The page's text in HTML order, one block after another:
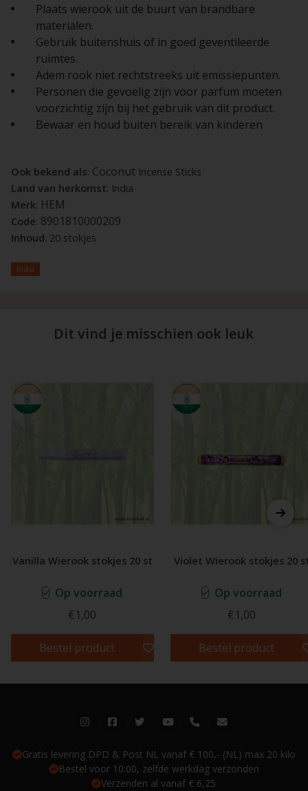
Plaats wierook uit de buurt van brandbare
materialen.
Gebruik buitenshuis of in goed geventileerde
ruimtes.
Adem rook niet rechtstreeks uit emissiepunten.
Personen die gevoelig zijn voor parfum moeten
voorzichtig zijn bij het gebruik van dit product.
Bewaar en houd buiten bereik van kinderen
Ook bekend als: Coconut Incense Sticks
Land van herkomst: India
Merk: HEM
Code: 8901810000209
Inhoud: 20 stokjes
India
Dit vind je misschien ook leuk
Vanilla Wierook stokjes 20 st
Op voorraad
€1,00
Bestel product
Violet Wierook stokjes 20
Op voorraad
€1,00
Bestel product
Gratis levering DPD & Post NL vanaf € 100,- (NL) max 20 kilo
Bestel voor 10:00, zelfde werkdag verzonden
Verzenden al vanaf € 6,25